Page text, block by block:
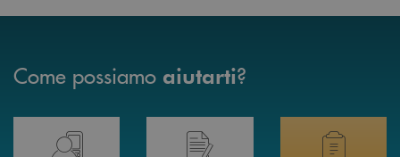
Come possiamo aiutarti?
Prenota il tuo appuntamento in Filiale direttamente da casa 24h su 24h
Hai bisogno di assistenza immediata?
Hai bisogno di